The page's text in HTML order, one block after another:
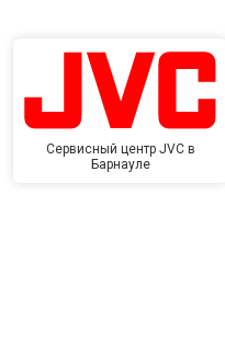
Сервисный центр JVC в
Барнауле